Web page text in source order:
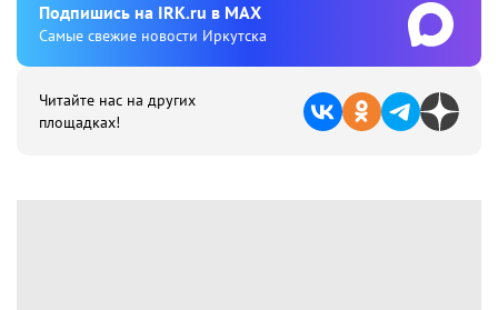
Подпишиcь на IRK.ru в MAX
Cамые свежие новости Иркутска
Читайте нас на других
площадках!